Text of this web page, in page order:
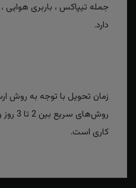
جمله تیپاکس ، باربری هوایی
دارد.
زمان تحویل با توجه به روش
کاری است.